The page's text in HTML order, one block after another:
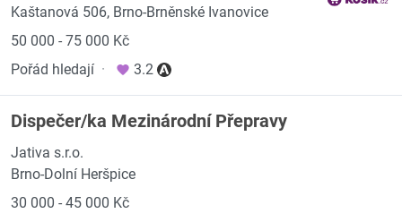
Kaštanová 506, Brno-Brněnské Ivanovice
50 000 - 75 000 Kč
Pořád hledají · 3.2
Dispečer/ka Mezinárodní Přepravy
Jativa s.r.o.
Brno-Dolní Heršpice
30 000 - 45 000 Kč